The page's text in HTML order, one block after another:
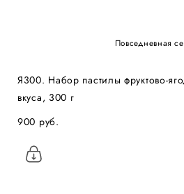
Повседневная
Я300. Набор пастилы фруктово-
вкуса, 300 г
900 pуб.